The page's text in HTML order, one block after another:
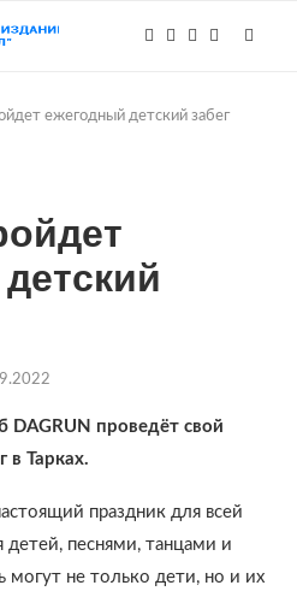
ежегодный детский забег
DAGRUN проведёт свой
в Тарках.
праздник для всей
песнями, танцами и
могут не только дети, но и их